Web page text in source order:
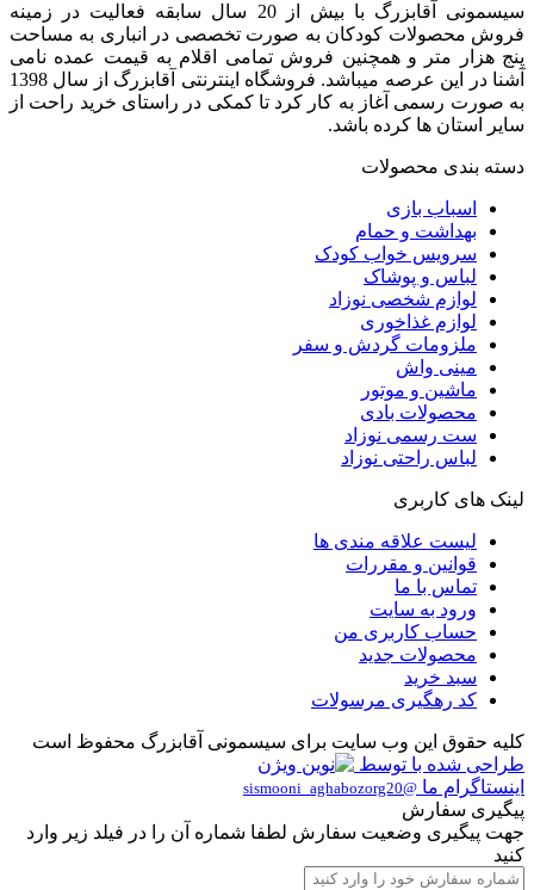
سیسمونی آقابزرگ با بیش از 20 سال سابقه فعالیت در زمینه
فروش محصولات کودکان به صورت تخصصی در انباری به مساحت
پنج هزار متر و همچنین فروش تمامی اقلام به قیمت عمده نامی
آشنا در این عرصه میباشد. فروشگاه اینترنتی آقابزرگ از سال 1398
به صورت رسمی آغاز به کار کرد تا کمکی در راستای خرید راحت از
سایر استان ها کرده باشد.
دسته بندی محصولات
اسباب بازی
بهداشت و حمام
سرویس خواب کودک
لباس و پوشاک
لوازم شخصی نوزاد
لوازم غذاخوری
ملزومات گردش و سفر
مینی واش
ماشین و موتور
محصولات بادی
ست رسمی نوزاد
لباس راحتی نوزاد
لینک های کاربری
لیست علاقه مندی ها
قوانین و مقررات
تماس با ما
ورود به سایت
حساب کاربری من
محصولات جدید
سبد خرید
کد رهگیری مرسولات
کلیه حقوق این وب سایت برای سیسمونی آقابزرگ محفوظ است
طراحی شده با توسط
اینستاگرام ما @sismooni_aghabozorg20
پیگیری سفارش
جهت پیگیری وضعیت سفارش لطفا شماره آن را در فیلد زیر وارد
کنید